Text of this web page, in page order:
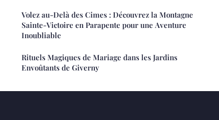
Volez au-Delà des Cimes : Découvrez la Montagne
Sainte-Victoire en Parapente pour une Aventure
Inoubliable
Rituels Magiques de Mariage dans les Jardins
Envoûtants de Giverny